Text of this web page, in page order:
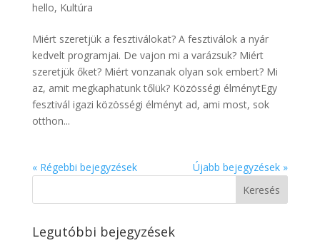
hello, Kultúra
Miért szeretjük a fesztiválokat? A fesztiválok a nyár
kedvelt programjai. De vajon mi a varázsuk? Miért
szeretjük őket? Miért vonzanak olyan sok embert? Mi
az, amit megkaphatunk tőlük? Közösségi élménytEgy
fesztivál igazi közösségi élményt ad, ami most, sok
otthon...
« Régebbi bejegyzések Újabb bejegyzések »
Legutóbbi bejegyzések